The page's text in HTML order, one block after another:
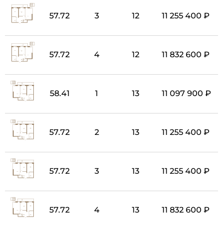
57.72 3 12 11 255 400 ₽
57.72 4 12 11 832 600 ₽
58.41 1 13 11 097 900 ₽
57.72 2 13 11 255 400 ₽
57.72 3 13 11 255 400 ₽
57.72 4 13 11 832 600 ₽